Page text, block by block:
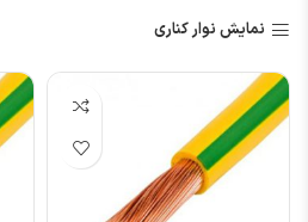
نمایش نوار کناری